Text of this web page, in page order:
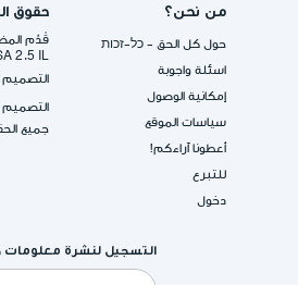
من نحن؟
حول كل الحق - כל-זכות
اسئلة واجوبة
إمكانية الوصول
سياسات الموقع
أعطونا آراءكم!
للتبرع
دخول
حقوق
2.5 IL.
التصميم
التصميم
جميع
التسجيل لنشرة معلومات
البريد